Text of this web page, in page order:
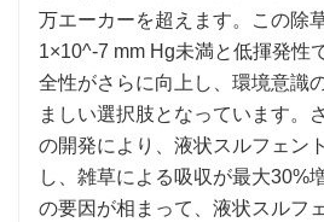
万エーカーを超えます。この除
1×10^-7 mm Hg未満と低揮発性
全性がさらに向上し、環境意識
ましい選択肢となっています。
の開発により、液状スルフェン
し、雑草による吸収が最大30%
の要因が相まって、液状スルフ